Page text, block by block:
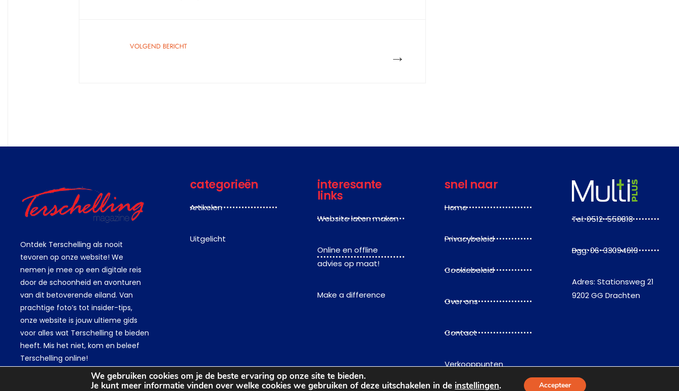
→
VOLGEND BERICHT
Ontdek Terschelling als nooit
tevoren op onze website! We
nemen je mee op een digitale reis
door de schoonheid en avonturen
van dit betoverende eiland. Van
prachtige foto’s tot insider-tips,
onze website is jouw ultieme gids
voor alles wat Terschelling te bieden
heeft. Mis het niet, kom en beleef
Terschelling online!
categorieën
Artikelen
Uitgelicht
interesante
links
Website laten maken
Online en offline
advies op maat!
Make a difference
snel naar
Home
Privacybeleid
Cookiebeleid
Over ons
Contact
Verkooppunten
Tel: 0512-550818
Bgg: 06-33094619
Adres: Stationsweg 21
9202 GG Drachten
We gebruiken cookies om je de beste ervaring op onze site te bieden.
Je kunt meer informatie vinden over welke cookies we gebruiken of deze uitschakelen in de instellingen. Accepteer